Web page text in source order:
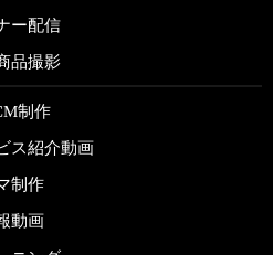
ー配信
品撮影
制作
ス紹介動画
制作
動画